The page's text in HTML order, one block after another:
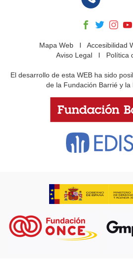
Mapa WebI Accesibilidad
Aviso Legal I Política
El desarrollo de esta WEB ha sido
de la Fundación Barrié y la